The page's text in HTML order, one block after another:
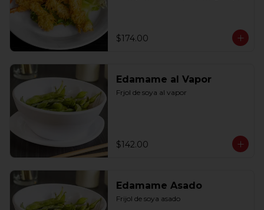
$174.00
Edamame al Vapor
Frjol de soya al vapor
$142.00
Edamame Asado
Frijol de soya asado